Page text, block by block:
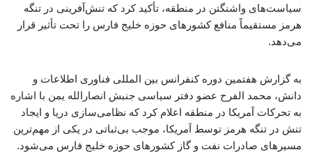
سیاست‌های واشنگتن در منطقه، تأکید کرد که تنش‌آفرینی در تنگه
هرمز مستقیماً منافع کشورهای حوزه خلیج فارس را تحت تأثیر قرار
می‌دهد.
به گزارش هفتمین دوره کنفرانس بین المللی فناوری اطلاعات و
دانش، محمد الفرح عضو دفتر سیاسی جنبش انصارالله یمن با اشاره
به تحرکات آمریکا در منطقه اعلام کرد که نظامی‌سازی دریا و ایجاد
تنش در تنگه هرمز توسط آمریکا، موجب بی‌ثباتی در یکی از مهم‌ترین
مسیرهای صادرات نفت و گاز کشورهای حوزه خلیج فارس می‌شود.